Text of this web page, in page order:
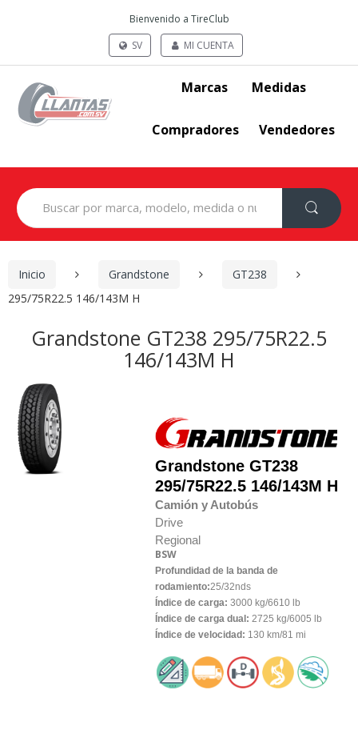
Bienvenido a TireClub
SV
MI CUENTA
Marcas Medidas
Compradores Vendedores
Search
for:
Inicio Grandstone
GT238
295/75R22.5 146/143M H
Grandstone GT238 295/75R22.5
146/143M H
Grandstone GT238
295/75R22.5 146/143M H
Camión y Autobús
Drive
Regional
BSW
Profundidad de la banda de
rodamiento:25/32nds
Índice de carga: 3000 kg/6610 lb
Índice de carga dual: 2725 kg/6005 lb
Índice de velocidad: 130 km/81 mi